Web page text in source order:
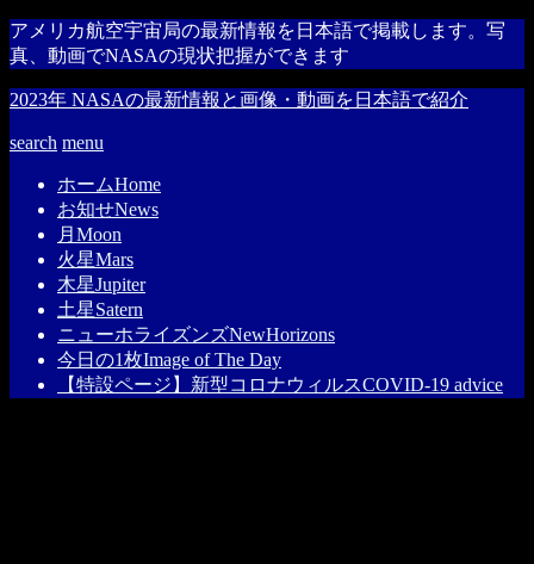
アメリカ航空宇宙局の最新情報を日本語で掲載します。写
真、動画でNASAの現状把握ができます
2023年 NASAの最新情報と画像・動画を日本語で紹介
search menu
ホームHome
お知せNews
月 Moon
火星Mars
木星Jupiter
土星Satern
ニューホライズンズNewHorizons
今日の1枚Image of The Day
【特設ページ】新型コロナウィルスCOVID-19 advice